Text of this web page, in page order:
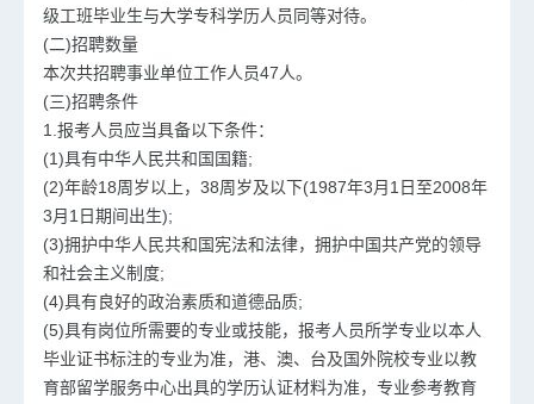
级工班毕业生与大学专科学历人员同等对待。
(二)招聘数量
本次共招聘事业单位工作人员47人。
(三)招聘条件
1.报考人员应当具备以下条件：
(1)具有中华人民共和国国籍;
(2)年龄18周岁以上，38周岁及以下(1987年3月1日至2008年
3月1日期间出生);
(3)拥护中华人民共和国宪法和法律，拥护中国共产党的领导
和社会主义制度;
(4)具有良好的政治素质和道德品质;
(5)具有岗位所需要的专业或技能，报考人员所学专业以本人
毕业证书标注的专业为准，港、澳、台及国外院校专业以教
育部留学服务中心出具的学历认证材料为准，专业参考教育